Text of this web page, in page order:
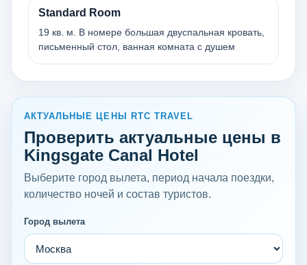
Standard Room
19 кв. м. В номере большая двуспальная кровать,
письменный стол, ванная комната с душем
АКТУАЛЬНЫЕ ЦЕНЫ RTC TRAVEL
Проверить актуальные цены в
Kingsgate Canal Hotel
Выберите город вылета, период начала поездки,
количество ночей и состав туристов.
Город вылета